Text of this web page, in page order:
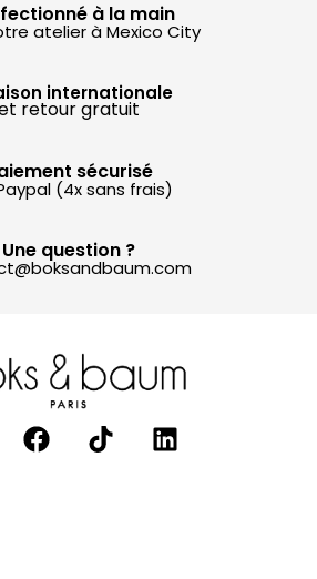
à la main
atelier à Mexico City
Une question ?
internationale
retour gratuit
sécurisé
(4x sans frais)